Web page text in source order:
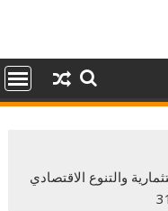
والتنوع الاقتصادي